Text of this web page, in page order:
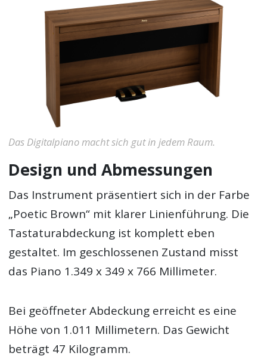
Das Digitalpiano macht sich gut in jedem Raum.
Design und Abmessungen
Das Instrument präsentiert sich in der Farbe
„Poetic Brown“ mit klarer Linienführung. Die
Tastaturabdeckung ist komplett eben
gestaltet. Im geschlossenen Zustand misst
das Piano 1.349 x 349 x 766 Millimeter.
Bei geöffneter Abdeckung erreicht es eine
Höhe von 1.011 Millimetern. Das Gewicht
beträgt 47 Kilogramm.